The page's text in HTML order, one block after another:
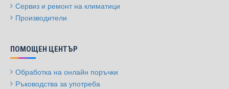
Сервиз и ремонт на климатици
Производители
ПОМОЩЕН ЦЕНТЪР
Обработка на онлайн поръчки
Ръководства за употреба